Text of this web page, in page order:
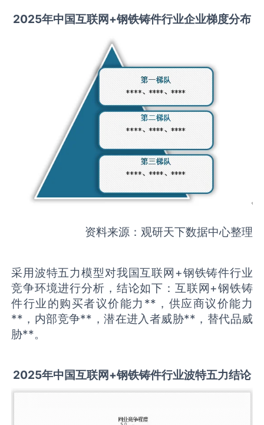
2025年中国互联网+钢铁铸件行业企业梯度分布
资料来源：观研天下数据中心整理
采用波特五力模型对我国互联网+钢铁铸件行业
竞争环境进行分析，结论如下：互联网+钢铁铸
件行业的购买者议价能力**，供应商议价能力
**，内部竞争**，潜在进入者威胁**，替代品威
胁**。
2025年中国互联网+钢铁铸件行业波特五力结论